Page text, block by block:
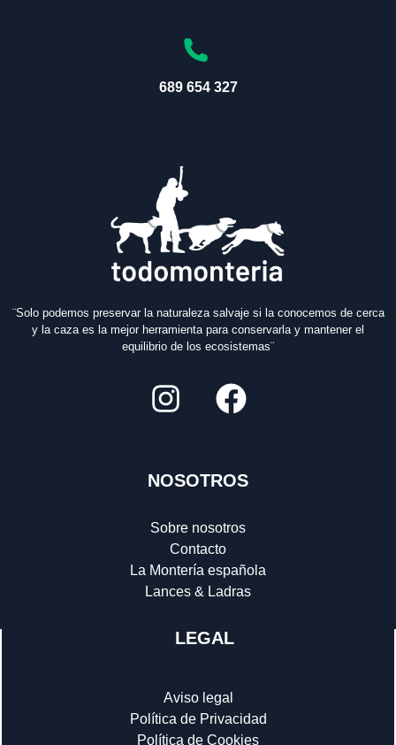
689 654 327
¨Solo podemos preservar la naturaleza salvaje si la conocemos de cerca
y la caza es la mejor herramienta para conservarla y mantener el
equilibrio de los ecosistemas¨
NOSOTROS
Sobre nosotros
Contacto
La Montería española
Lances & Ladras
LEGAL
Aviso legal
Política de Privacidad
Política de Cookies